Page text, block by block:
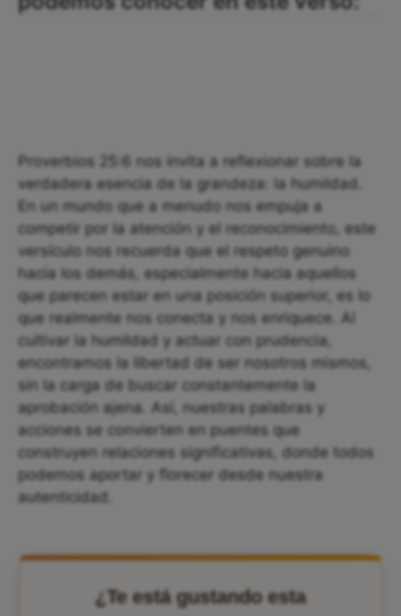
Proverbios 25:6 nos invita a reflexionar sobre la
verdadera esencia de la grandeza: la humildad.
En un mundo que a menudo nos empuja a
competir por la atención y el reconocimiento, este
versículo nos recuerda que el respeto genuino
hacia los demás, especialmente hacia aquellos
que parecen estar en una posición superior, es lo
que realmente nos conecta y nos enriquece. Al
cultivar la humildad y actuar con prudencia,
encontramos la libertad de ser nosotros mismos,
sin la carga de buscar constantemente la
aprobación ajena. Así, nuestras palabras y
acciones se convierten en puentes que
construyen relaciones significativas, donde todos
podemos aportar y florecer desde nuestra
autenticidad.
¿Te está gustando esta